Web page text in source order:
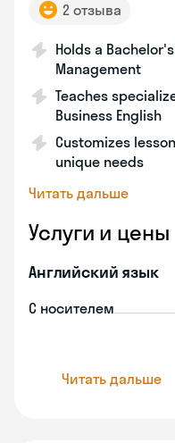
2 отзыва
Holds a
Management
Teaches
Business English
Customizes
unique needs
Читать дальше
Услуги и цены
Английский язык
С носителем
Читать дальше